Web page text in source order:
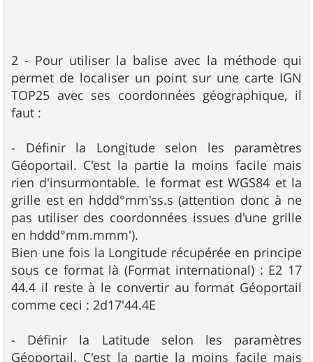
2 - Pour utiliser la balise avec la méthode qui
permet de localiser un point sur une carte IGN
TOP25 avec ses coordonnées géographique, il
faut :
- Définir la Longitude selon les paramètres
Géoportail. C'est la partie la moins facile mais
rien d'insurmontable. le format est WGS84 et la
grille est en hddd°mm'ss.s (attention donc à ne
pas utiliser des coordonnées issues d'une grille
en hddd°mm.mmm').
Bien une fois la Longitude récupérée en principe
sous ce format là (Format international) : E2 17
44.4 il reste à le convertir au format Géoportail
comme ceci : 2d17'44.4E
- Définir la Latitude selon les paramètres
Géoportail. C'est la partie la moins facile mais